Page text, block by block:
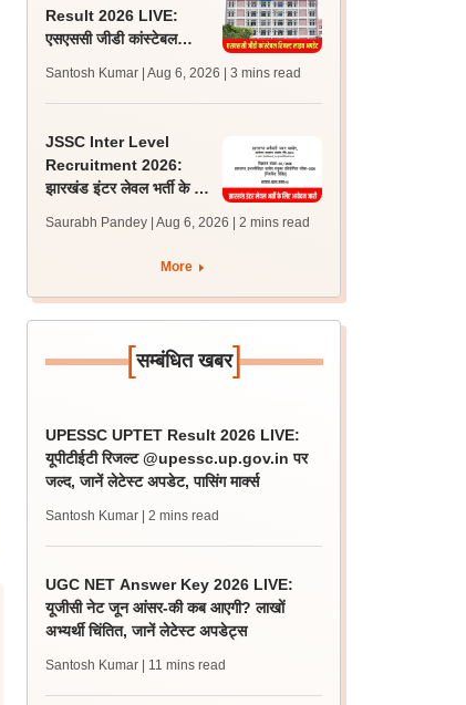
Result 2026 LIVE:
एसएससी जीडी कांस्टेबल
लेटेस्ट अपडेट, स्कोरकार्ड लिंक
Santosh Kumar | Aug 6, 2026 | 3 mins read
JSSC Inter Level
Recruitment 2026:
झारखंड इंटर लेवल भर्ती के लिए
Saurabh Pandey | Aug 6, 2026 | 2 mins read
More
[सम्बंधित खबर]
UPESSC UPTET Result 2026 LIVE:
यूपीटीईटी रिजल्ट @upessc.up.gov.in पर
जल्द, जानें लेटेस्ट अपडेट, पासिंग मार्क्स
Santosh Kumar | 2 mins read
UGC NET Answer Key 2026 LIVE:
यूजीसी नेट जून आंसर-की कब आएगी? लाखों
अभ्यर्थी चिंतित, जानें लेटेस्ट अपडेट्स
Santosh Kumar | 11 mins read